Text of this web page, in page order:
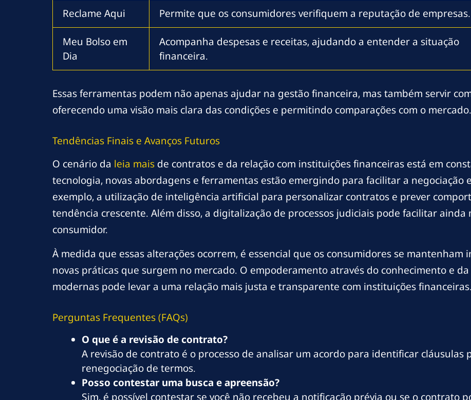
Reclame Aqui Permite que os consumidores verifiquem a reputação de empresas.
Meu Bolso em
Dia
Acompanha despesas e receitas, ajudando a entender a situação
financeira.
Essas ferramentas podem não apenas ajudar na gestão financeira, mas também servir
oferecendo uma visão mais clara das condições e permitindo comparações com o mercado.
Tendências Finais e Avanços Futuros
O cenário da leia mais de contratos e da relação com instituições financeiras está em
tecnologia, novas abordagens e ferramentas estão emergindo para facilitar a negociação
exemplo, a utilização de inteligência artificial para personalizar contratos e prever
tendência crescente. Além disso, a digitalização de processos judiciais pode facilitar ainda
consumidor.
À medida que essas alterações ocorrem, é essencial que os consumidores se mantenham
novas práticas que surgem no mercado. O empoderamento através do conhecimento e
modernas pode levar a uma relação mais justa e transparente com instituições financeiras.
Perguntas Frequentes (FAQs)
O que é a revisão de contrato?
A revisão de contrato é o processo de analisar um acordo para identificar cláusulas
renegociação de termos.
Posso contestar uma busca e apreensão?
Sim, é possível contestar se você não recebeu a notificação prévia ou se o contrato